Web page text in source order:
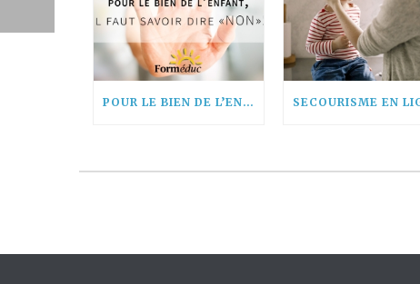
POUR LE BIEN DE L’ENFANT, IL FAUT SAVOIR DIRE « NON! »